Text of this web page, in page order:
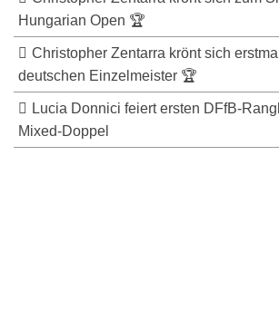
Hungarian Open 🏆
Christopher Zentarra krönt sich
deutschen Einzelmeister 🏆
Lucia Donnici feiert ersten DFfB-
Mixed-Doppel